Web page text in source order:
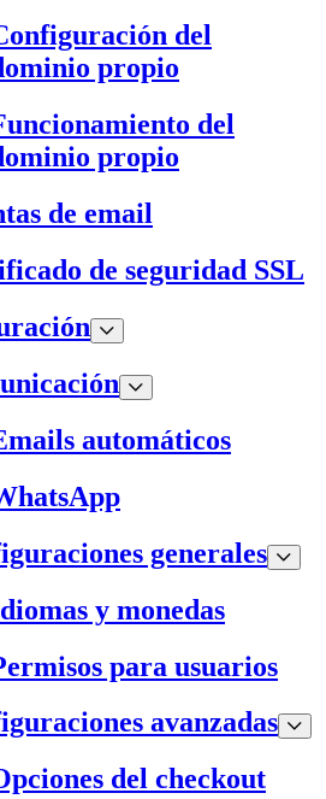
del
propio
del
propio
de email
de seguridad SSL
automáticos
generales
y monedas
para usuarios
avanzadas
del checkout